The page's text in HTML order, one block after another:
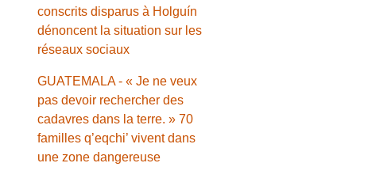
conscrits disparus à Holguín
dénoncent la situation sur les
réseaux sociaux
GUATEMALA - « Je ne veux
pas devoir rechercher des
cadavres dans la terre. » 70
familles q’eqchi’ vivent dans
une zone dangereuse